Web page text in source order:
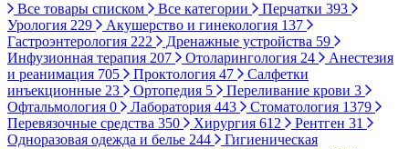
Все товары списком Все категории Перчатки 393
Урология 229 Акушерство и гинекология 137
Гастроэнтерология 222 Дренажные устройства 59
Инфузионная терапия 207 Отоларингология 24
Анестезия
и реанимация 705 Проктология 47
Салфетки
инъекционные 23 Ортопедия 5 Переливание крови 3
Офтальмология 0 Лаборатория 443 Стоматология 1379
Перевязочные средства 350 Хирургия 612 Рентген 31
Одноразовая одежда и белье 244
Гигиеническая